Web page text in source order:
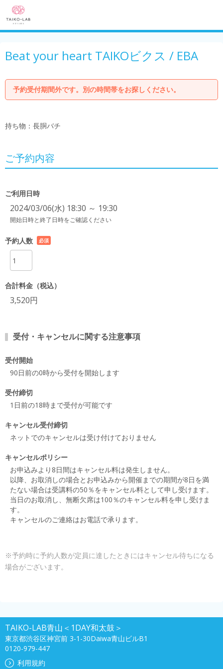
Beat your heart TAIKOビクス / EBA
予約受付期間外です。別の時間帯をお探しください。
持ち物：長胴バチ
ご予約内容
ご利用日時
2024/03/06(水) 18:30 ～ 19:30
開始日時と終了日時をご確認ください
予約人数
必須
合計料金（税込）
3,520円
受付・キャンセルに関する注意事項
受付開始
90日前の0時から受付を開始します
受付締切
1日前の18時まで受付が可能です
キャンセル受付締切
ネットでのキャンセルは受け付けておりません
キャンセルポリシー
お申込みより8日間はキャンセル料は発生しません。
以降、お取消しの場合とお申込みから開催までの期間が8日を満
たない場合は受講料の50％をキャンセル料として申し受けます。
当日のお取消し、無断欠席は100％のキャンセル料を申し受けま
す。
キャンセルのご連絡はお電話で承ります。
※予約時に予約人数が定員に達したときにはキャンセル待ちになる
場合がございます。
TAIKO-LAB青山＜1DAY和太鼓＞
東京都渋谷区神宮前 3-1-30Daiwa青山ビルB1
0120-979-447
利用規約